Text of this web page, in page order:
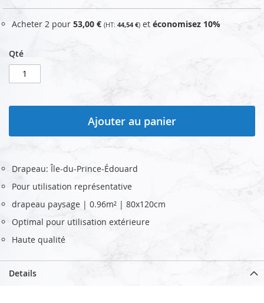
Acheter 2 pour 53,00 € 44,54 € et économisez 10%
Qté
Ajouter au panier
Drapeau: Île-du-Prince-Édouard
Pour utilisation représentative
drapeau paysage | 0.96m² | 80x120cm
Optimal pour utilisation extérieure
Haute qualité
Details